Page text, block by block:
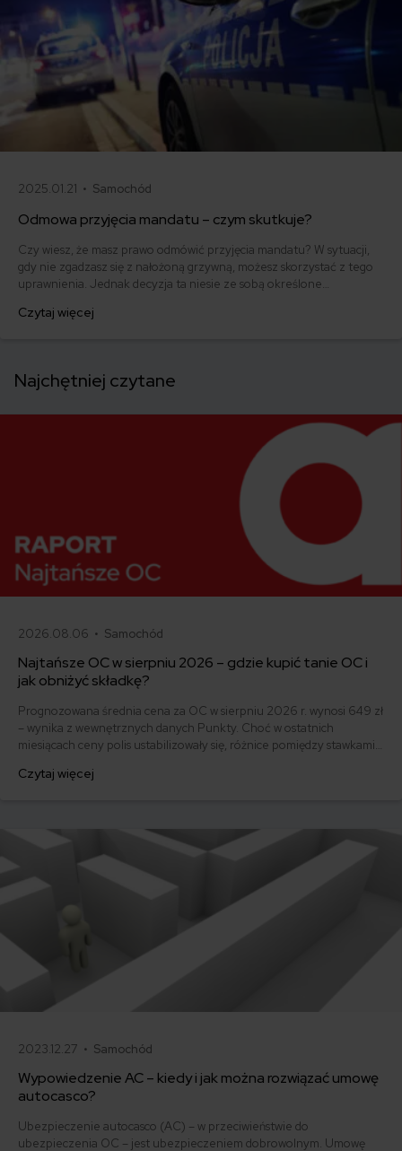
2025.01.21 • Samochód
Odmowa przyjęcia mandatu – czym skutkuje?
Czy wiesz, że masz prawo odmówić przyjęcia mandatu? W sytuacji,
gdy nie zgadzasz się z nałożoną grzywną, możesz skorzystać z tego
uprawnienia. Jednak decyzja ta niesie ze sobą określone
przyjęcia mandatu i jakie kroki podjąć, aby skutecznie bronić swoich
Czytaj więcej
Najchętniej czytane
2026.08.06 • Samochód
Najtańsze OC w sierpniu 2026 – gdzie kupić tanie OC i
jak obniżyć składkę?
Prognozowana średnia cena za OC w sierpniu 2026 r. wynosi 649 zł
– wynika z wewnętrznych danych Punkty. Choć w ostatnich
miesiącach ceny polis ustabilizowały się, różnice pomiędzy stawkami
500 zł, inni – powyżej 1500 zł. Gdzie znaleźć najtańsze OC w Polsce
Czytaj więcej
2023.12.27 • Samochód
Wypowiedzenie AC – kiedy i jak można rozwiązać umowę
autocasco?
Ubezpieczenie autocasco (AC) – w przeciwieństwie do
ubezpieczenia OC – jest ubezpieczeniem dobrowolnym. Umowę